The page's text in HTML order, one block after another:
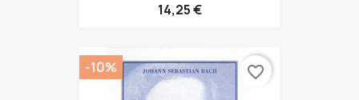
14,25 €
-10% favorite_border